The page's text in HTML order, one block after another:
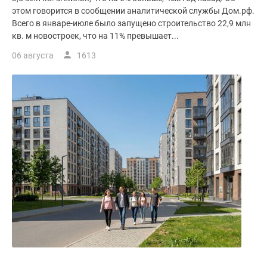
этом говорится в сообщении аналитической службы Дом.рф.
Всего в январе-июле было запущено строительство 22,9 млн
кв. м новостроек, что на 11% превышает...
06 августа 1613